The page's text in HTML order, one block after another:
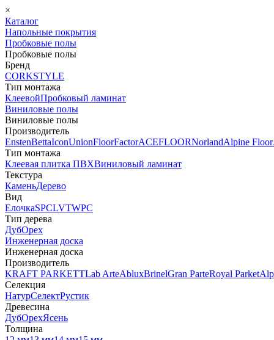
×
Каталог
Напольные покрытия
Пробковые полы
Пробковые полы
Бренд
CORKSTYLE
Тип монтажа
КлеевойПробковый ламинат
Виниловые полы
Виниловые полы
Производитель
EnstenBettaIconUnionFloorFactorACEFLOORNorlandAlpine Floor
Тип монтажа
Клеевая плитка ПВХВиниловый ламинат
Текстура
КаменьДерево
Вид
ЕлочкаSPCLVTWPC
Тип дерева
ДубОрех
Инженерная доска
Инженерная доска
Производитель
KRAFT PARKETTLab ArteAbluxBrinelGran ParteRoyal Parket
Селекция
НатурСелектРустик
Древесина
ДубОрехЯсень
Толщина